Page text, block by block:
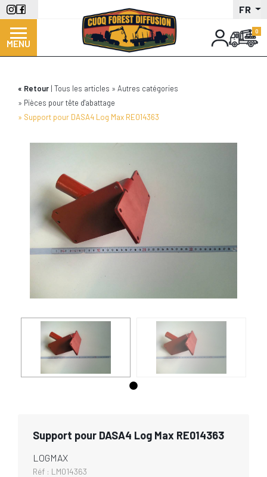
Aller
au
contenu
principal
FR
MENU
Retour Tous les articles
Autres catégories
Pièces pour tête d'abattage
Support pour DASA4 Log Max RE014363
Support pour DASA4 Log Max RE014363
LOGMAX
Réf : LM014363